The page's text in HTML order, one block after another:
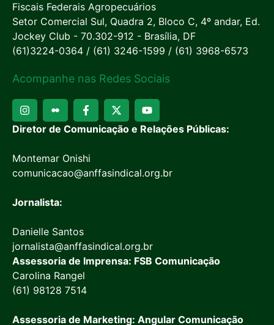
Fiscais Federais Agropecuários
Setor Comercial Sul, Quadra 2, Bloco C, 4º andar, Ed.
Jockey Club - 70.302-912 - Brasília, DF
(61)3224-0364 / (61) 3246-1599 / (61) 3968-6573
Acompanhe nas Redes Sociais
Diretor de Comunicação e Relações Públicas:
Montemar Onishi
comunicacao@anffasindical.org.br
Jornalista:
Danielle Santos
jornalista@anffasindical.org.br
Assessoria de Imprensa: FSB Comunicação
Carolina Rangel
(61) 98128 7514
Assessoria de Marketing: Angular Comunicação